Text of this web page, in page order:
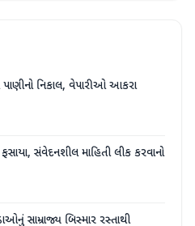
પાણીનો નિકાલ, વેપારીઓ આકરા
સંવેદનશીલ માહિતી લીક કરવાનો
સામ્રાજ્ય બિસ્માર રસ્તાથી